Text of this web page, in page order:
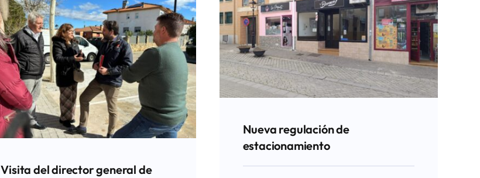
Visita del director general de
Nueva regulación de
estacionamiento